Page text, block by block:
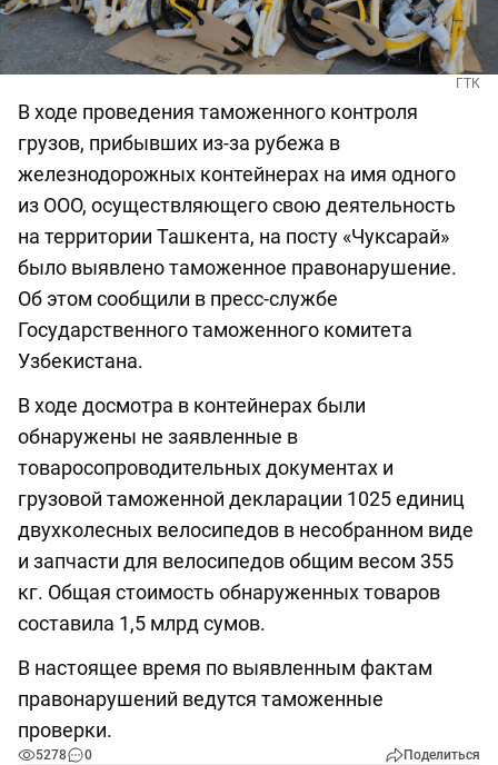
ГТК
В ходе проведения таможенного контроля
грузов, прибывших из-за рубежа в
железнодорожных контейнерах на имя одного
из ООО, осуществляющего свою деятельность
на территории Ташкента, на посту «Чуксарай»
было выявлено таможенное правонарушение.
Об этом сообщили в пресс-службе
Государственного таможенного комитета
Узбекистана.
В ходе досмотра в контейнерах были
обнаружены не заявленные в
товаросопроводительных документах и
грузовой таможенной декларации 1025 единиц
двухколесных велосипедов в несобранном виде
и запчасти для велосипедов общим весом 355
кг. Общая стоимость обнаруженных товаров
составила 1,5 млрд сумов.
В настоящее время по выявленным фактам
правонарушений ведутся таможенные
проверки.
5278 0 Поделиться